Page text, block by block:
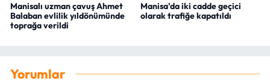
Manisalı uzman çavuş Ahmet
Balaban evlilik yıldönümünde
toprağa verildi
Manisa'da iki cadde geçici
olarak trafiğe kapatıldı
Yorumlar